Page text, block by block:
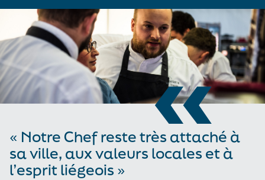
«
« Notre Chef reste très attaché à
sa ville, aux valeurs locales et à
l’esprit liégeois »